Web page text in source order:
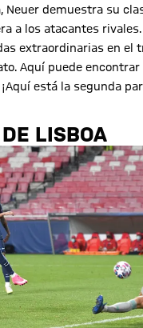
Neuer demuestra su
a los atacantes
extraordinarias en el
Aquí puede
está la segunda
LISBOA